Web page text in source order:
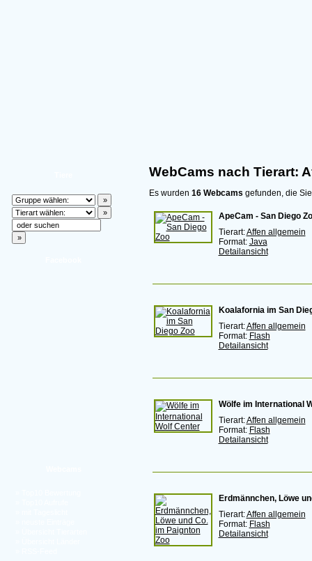
WebCams nach Tierart:
Es wurden 16 Webcams gefunden, die
ApeCam - San Diego
Tierart:Affen allgemein
Format: Java
Detailansicht
Koalafornia im San
Tierart:Affen allgemein
Format: Flash
Detailansicht
Wölfe im International
Tierart:Affen allgemein
Format: Flash
Detailansicht
Erdmännchen, Löwe
Tierart:Affen allgemein
Format: Flash
Detailansicht